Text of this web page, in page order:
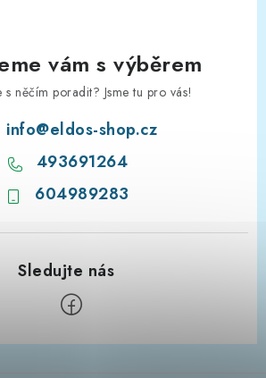
vám s výběrem
s něčím poradit? Jsme tu pro vás!
info@eldos-shop.cz
493691264
604989283